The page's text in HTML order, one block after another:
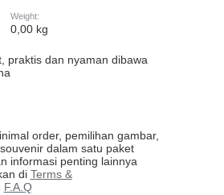
Weight:
0,00 kg
praktis dan nyaman dibawa
order, pemilihan gambar,
dalam satu paket
informasi penting lainnya
di Terms &
F.A.Q